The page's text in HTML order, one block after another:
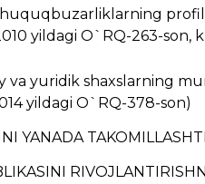
yildagi O`RQ-263-son,
va yuridik shaxslarning
yildagi O`RQ-378-son)
YANADA